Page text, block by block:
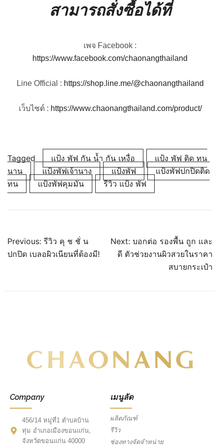
สามารถสั่งซื้อได้ที่
เพจ Facebook :
https://www.facebook.com/chaonangthailand
Line Official : https://shop.line.me/@chaonangthailand
เว็บไซต์ : https://www.chaonangthailand.com/product/
Tagged แป้ง พัฟ กัน น้ำ กัน เหงื่อ
แป้ง พัฟ ติด ทน
นาน
แป้งพัฟเจ้านาง แป้งพัฟ
แป้งพัฟปกปิดติด
ทน
แป้งพัฟคุมมัน รีวิว แป้ง พัฟ
Previous: รีวิว คุ ช ชั่ น
ปกปิด เบลอผิวเนียนที่ต้องมี!
Next: บอกต่อ รองพื้น ถูก และ
ดี ตัวช่วยงานผิวสวยในราคา
สบายกระเป๋า
Company
456/14 หมู่ที่1 ตำบลบ้าน
ทุ่ม อำเภอเมืองขอนแก่น,
จังหวัดขอนแก่น 40000
เมนูลัด
ผลิตภัณฑ์
รีวิว
ช่องทางจัดจำหน่าย